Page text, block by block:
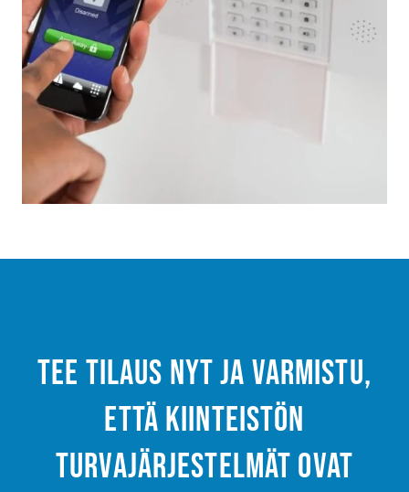
Tee tilaus nyt ja varmistu,
että kiinteistön
turvajärjestelmät ovat